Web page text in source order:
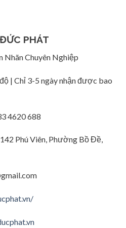
PHÁT
Nhãn Chuyên Nghiệp
| Chỉ 3-5 ngày nhận được bao
4620 688
Phú Viên, Phường Bồ Đề,